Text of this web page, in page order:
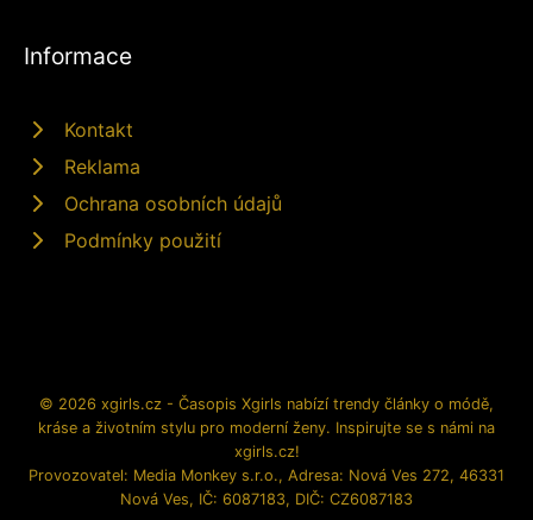
Informace
Kontakt
Reklama
Ochrana osobních údajů
Podmínky použití
© 2026 xgirls.cz - Časopis Xgirls nabízí trendy články o módě,
kráse a životním stylu pro moderní ženy. Inspirujte se s námi na
xgirls.cz!
Provozovatel: Media Monkey s.r.o., Adresa: Nová Ves 272, 46331
Nová Ves, IČ: 6087183, DIČ: CZ6087183